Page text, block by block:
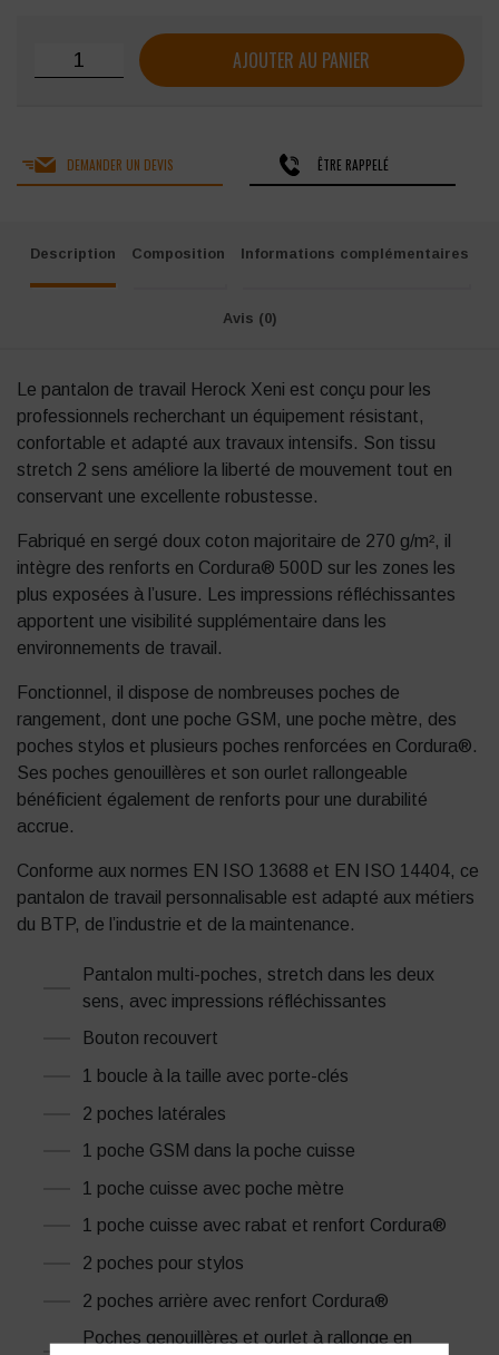
quantité de Pantalon de travail Herock Xeni stretch
AJOUTER AU PANIER
DEMANDER UN DEVIS ÊTRE RAPPELÉ
Description Composition Informations complémentaires
Avis (0)
Le pantalon de travail Herock Xeni est conçu pour les
professionnels recherchant un équipement résistant,
confortable et adapté aux travaux intensifs. Son tissu
stretch 2 sens améliore la liberté de mouvement tout en
conservant une excellente robustesse.
Fabriqué en sergé doux coton majoritaire de 270 g/m², il
intègre des renforts en Cordura® 500D sur les zones les
plus exposées à l’usure. Les impressions réfléchissantes
apportent une visibilité supplémentaire dans les
environnements de travail.
Fonctionnel, il dispose de nombreuses poches de
rangement, dont une poche GSM, une poche mètre, des
poches stylos et plusieurs poches renforcées en Cordura®.
Ses poches genouillères et son ourlet rallongeable
bénéficient également de renforts pour une durabilité
accrue.
Conforme aux normes EN ISO 13688 et EN ISO 14404, ce
pantalon de travail personnalisable est adapté aux métiers
du BTP, de l’industrie et de la maintenance.
Pantalon multi-poches, stretch dans les deux
sens, avec impressions réfléchissantes
Bouton recouvert
1 boucle à la taille avec porte-clés
2 poches latérales
1 poche GSM dans la poche cuisse
1 poche cuisse avec poche mètre
1 poche cuisse avec rabat et renfort Cordura®
2 poches pour stylos
2 poches arrière avec renfort Cordura®
Poches genouillères et ourlet à rallonge en